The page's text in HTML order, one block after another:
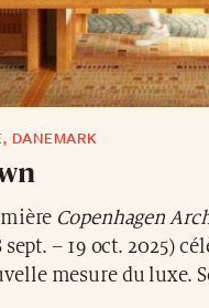
DANEMARK
Copenhagen
sept. – 19 oct. 2025)
mesure du luxe.